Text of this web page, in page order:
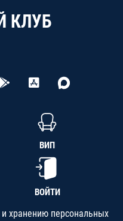
КЛУБ
ВИП
ВОЙТИ
хранению персональных